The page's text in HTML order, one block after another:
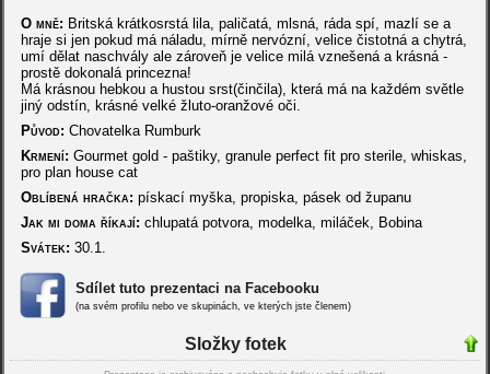
O mně: Britská krátkosrstá lila, paličatá, mlsná, ráda spí, mazlí se a
hraje si jen pokud má náladu, mírně nervózní, velice čistotná a chytrá,
umí dělat naschvály ale zároveň je velice milá vznešená a krásná -
prostě dokonalá princezna!
Má krásnou hebkou a hustou srst(činčila), která má na každém světle
jiný odstín, krásné velké žluto-oranžové oči.
Původ: Chovatelka Rumburk
Krmení: Gourmet gold - paštiky, granule perfect fit pro sterile, whiskas,
pro plan house cat
Oblíbená hračka: pískací myška, propiska, pásek od županu
Jak mi doma říkají: chlupatá potvora, modelka, miláček, Bobina
Svátek: 30.1.
Sdílet tuto prezentaci na Facebooku
(na svém profilu nebo ve skupinách, ve kterých jste členem)
Složky fotek